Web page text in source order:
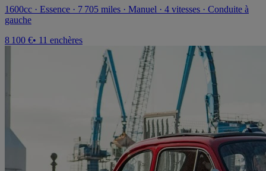
1600cc · Essence · 7 705 miles · Manuel · 4 vitesses · Conduite à
gauche
8 100 €• 11 enchères